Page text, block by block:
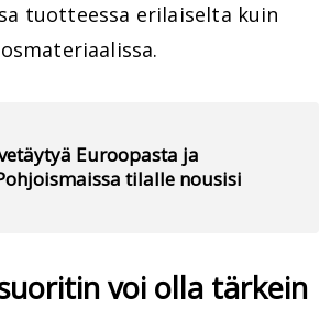
tuotteessa erilaiselta kuin
Euroopasta ja
tilalle nousisi
voi olla tärkein